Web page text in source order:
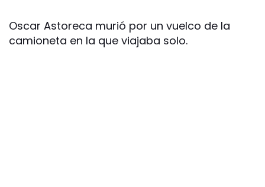
Oscar Astoreca murió por un vuelco de la
camioneta en la que viajaba solo.